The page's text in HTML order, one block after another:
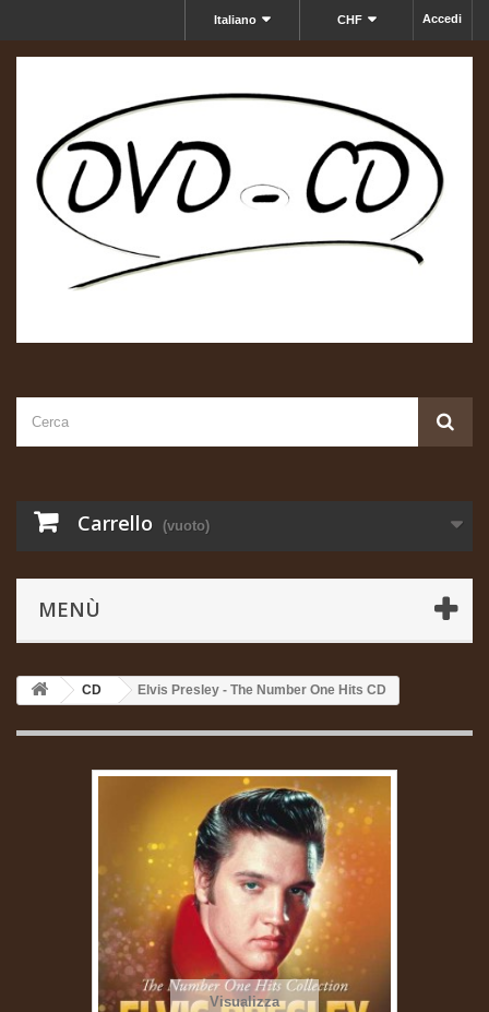
Accedi
CHF
Italiano
Carrello (vuoto)
MENÙ
CD Elvis Presley - The Number One Hits CD
Visualizza